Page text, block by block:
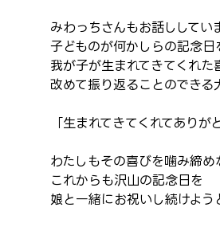
みわっちさんもお話ししてい
子どものが何かしらの記念日
我が子が生まれてきてくれた
改めて振り返ることのできる
「生まれてきてくれてありが
わたしもその喜びを噛み締め
これからも沢山の記念日を
娘と一緒にお祝いし続けよう